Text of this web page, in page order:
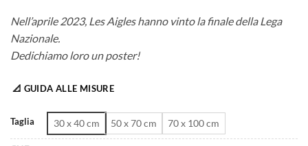
Nell’aprile 2023, Les Aigles hanno vinto la finale della Lega
Nazionale.
Dedichiamo loro un poster!
📐 GUIDA ALLE MISURE
Taglia 30 x 40 cm 50 x 70 cm 70 x 100 cm